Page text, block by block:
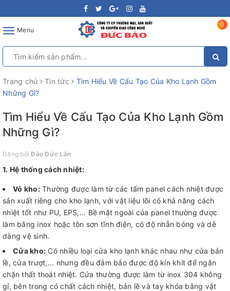
ToggleMenu
0
Trang chủ Tin tức
Tìm Hiểu Về Cấu Tạo Của Kho Lạnh Gồm
Những Gì?
Tìm Hiểu Về Cấu Tạo Của Kho Lạnh Gồm
Những Gì?
Đăng bởiĐào Đức Lân
1. Hệ thống cách nhiệt:
Vỏ kho:Thường được làm từ các tấm panel cách nhiệt được
sản xuất riêng cho kho lạnh, với vật liệu lõi có khả năng cách
nhiệt tốt như PU, EPS,... Bề mặt ngoài của panel thường được
làm bằng inox hoặc tôn sơn tĩnh điện, có độ nhẵn bóng và dễ
dàng vệ sinh.
Cửa kho: Có nhiều loại cửa kho lạnh khác nhau như cửa bản
lề, cửa trượt,... nhưng đều đảm bảo được độ kín khít để ngăn
chặn thất thoát nhiệt. Cửa thường được làm từ inox 304 không
gỉ, bên trong có chất cách nhiệt, bản lề và tay khóa bằng vật